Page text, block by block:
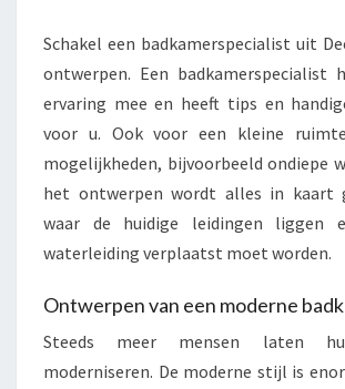
Schakel een badkamerspecialist uit
ontwerpen. Een badkamerspecialist
ervaring mee en heeft tips en
voor u. Ook voor een kleine
mogelijkheden, bijvoorbeeld ondiepe
het ontwerpen wordt alles in kaart
waar de huidige leidingen liggen
waterleiding verplaatst moet worden.
Ontwerpen van een moderne
Steeds meer mensen laten
moderniseren. De moderne stijl is